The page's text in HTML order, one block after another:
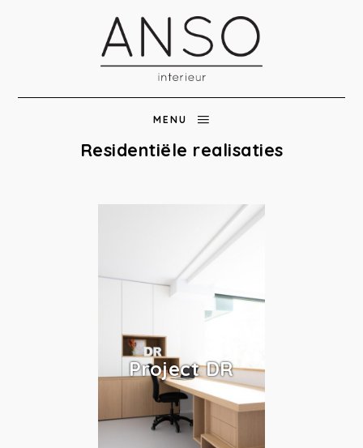
MENU
Residentiële realisaties
Project DR